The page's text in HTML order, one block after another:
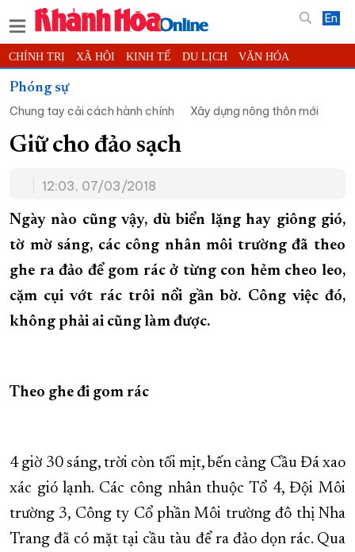
En
CHÍNH TRỊ XÃ HỘI KINH TẾ DU LỊCH VĂN HÓA
THỂ THAO
KHOA HỌC - CÔNG NGHỆ PHÁP LUẬT BẠN ĐỌC PHÓNG SỰ
THẾ GIỚI MULTIMEDIA VIDEO
QUY HOẠCH TỈNH KHÁNH HÒA
TRƯỜNG SA BIỂN ĐẢO QUÊ HƯƠNG
CHUNG TAY CẢI CÁCH HÀNH CHÍNH
XÂY DỰNG NÔNG THÔN MỚI LỊCH CẮT ĐIỆN
TÀU - XE - MÁY BAY
KỶ NIỆM 370 NĂM XÂY DỰNG VÀ PHÁT TRIỂN TỈNH KHÁNH HÒA
Phóng sự
Chung tay cải cách hành chính
Xây dựng nông thôn mới
Giữ cho đảo sạch
12:03, 07/03/2018
Ngày nào cũng vậy, dù biển lặng hay giông gió,
tờ mờ sáng, các công nhân môi trường đã theo
ghe ra đảo để gom rác ở từng con hẻm cheo leo,
cặm cụi vớt rác trôi nổi gần bờ. Công việc đó,
không phải ai cũng làm được.
Theo ghe đi gom rác
4 giờ 30 sáng, trời còn tối mịt, bến cảng Cầu Đá xao
xác gió lạnh. Các công nhân thuộc Tổ 4, Đội Môi
trường 3, Công ty Cổ phần Môi trường đô thị Nha
Trang đã có mặt tại cầu tàu để ra đảo dọn rác. Qua